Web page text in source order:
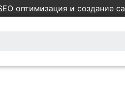
оптимизация и создание